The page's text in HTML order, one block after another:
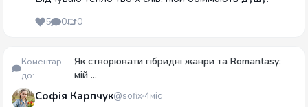
5 0 0
Коментар
до:
Як створювати гібридні жанри та Romantasy:
мій ...
Софія Карпчук@sofix 4міс